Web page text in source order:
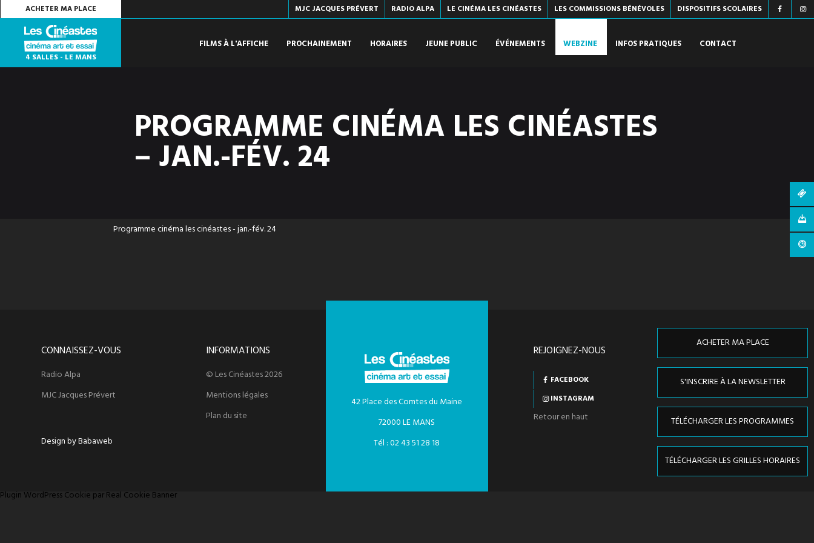
ACHETER MA PLACE MJC JACQUES PRÉVERT RADIO ALPA LE CINÉMA LES CINÉASTES LES COMMISSIONS BÉNÉVOLES DISPOSITIFS SCOLAIRES
4 SALLES - LE MANS
FILMS À L'AFFICHE PROCHAINEMENT HORAIRES JEUNE PUBLIC ÉVÉNEMENTS WEBZINE INFOS PRATIQUES CONTACT
PROGRAMME CINÉMA LES CINÉASTES
– JAN.-FÉV. 24
Programme cinéma les cinéastes - jan.-fév. 24
CONNAISSEZ-VOUS
Radio Alpa
MJC Jacques Prévert
Design by Babaweb
INFORMATIONS
© Les Cinéastes 2026
Mentions légales
Plan du site
42 Place des Comtes du Maine
72000 LE MANS
Tél : 02 43 51 28 18
REJOIGNEZ-NOUS
FACEBOOK
INSTAGRAM
Retour en haut
ACHETER MA PLACE
S'INSCRIRE À LA NEWSLETTER
TÉLÉCHARGER LES PROGRAMMES
TÉLÉCHARGER LES GRILLES HORAIRES
Plugin WordPress Cookie par Real Cookie Banner